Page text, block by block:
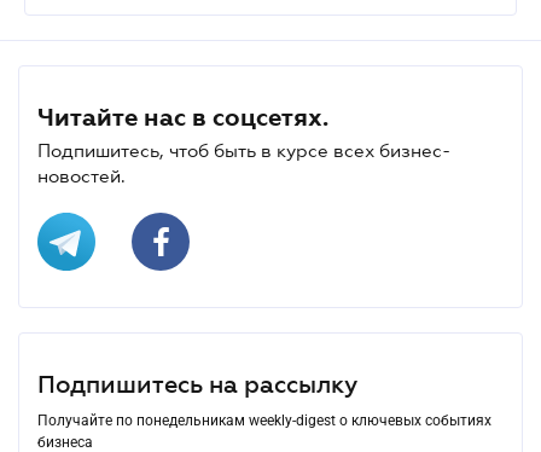
Читайте нас в соцсетях.
Подпишитесь, чтоб быть в курсе всех бизнес-
новостей.
Подпишитесь на рассылку
Получайте по понедельникам weekly-digest о ключевых событиях
бизнеса